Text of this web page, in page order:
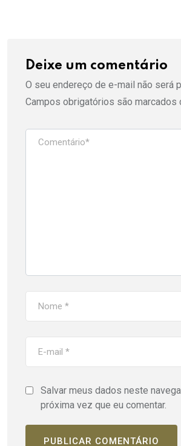
Deixe um comentário
O seu endereço de e-mail não será
Campos obrigatórios são marcados
Salvar meus dados neste
próxima vez que eu comentar.